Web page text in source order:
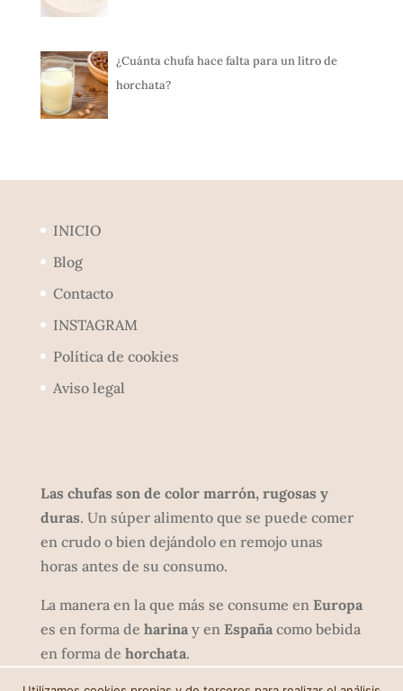
¿Cuánta chufa hace falta para un litro de
horchata?
INICIO
Blog
Contacto
INSTAGRAM
Política de cookies
Aviso legal
Las chufas son de color marrón, rugosas y
duras. Un súper alimento que se puede comer
en crudo o bien dejándolo en remojo unas
horas antes de su consumo.
La manera en la que más se consume en Europa
es en forma de harinay en Españacomo bebida
en forma de horchata.